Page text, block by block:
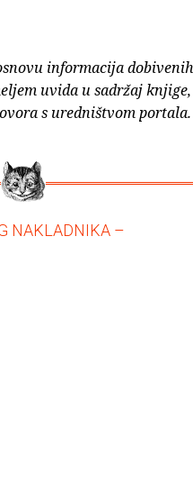
informacija
uvida u sadržaj
s uredništvom portala.
NAKLADNIKA –